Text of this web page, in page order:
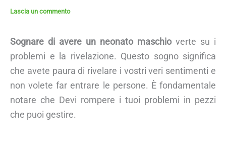
Lascia un commento
Sognare di avere un neonato maschioverte su i
problemi e la rivelazione. Questo sogno significa
che avete paura di rivelare i vostri veri sentimenti e
non volete far entrare le persone. È fondamentale
notare che Devi rompere i tuoi problemi in pezzi
che puoi gestire.